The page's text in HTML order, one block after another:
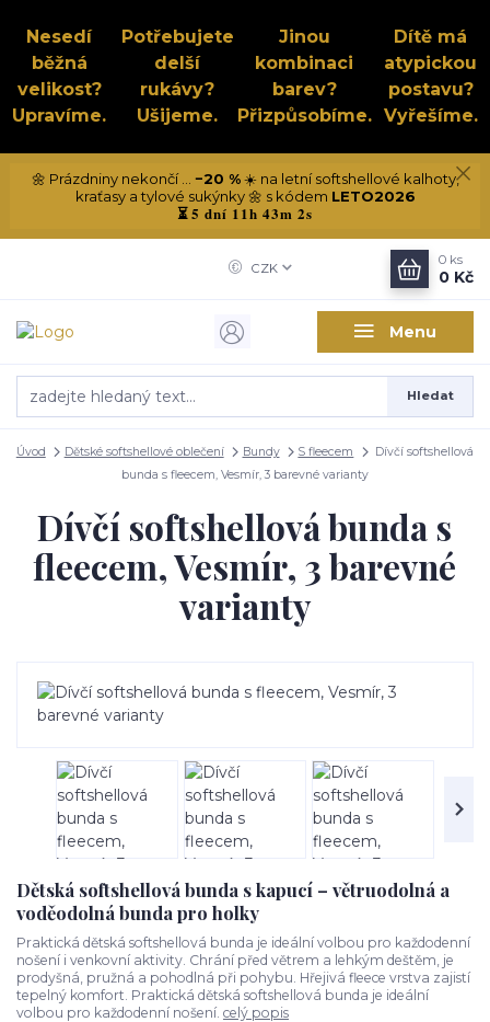
Nesedí
běžná
velikost?
Upravíme.
Potřebujete
delší
rukávy?
Ušijeme.
Jinou
kombinaci
barev?
Přizpůsobíme.
Dítě má
atypickou
postavu?
Vyřešíme.
🌼 Prázdniny nekončí ... −20 %☀️ na letní softshellové kalhoty,
kraťasy a tylové sukýnky 🌼 s kódem LETO2026
⏳5 dní 11h 43m 2s
Menu
CZK
Hledat
0 ks
0 Kč
Úvod Dětské softshellové oblečení Bundy S fleecem
Dívčí softshellová
bunda s fleecem, Vesmír, 3 barevné varianty
Dívčí softshellová bunda s
fleecem, Vesmír, 3 barevné
varianty
Dětská softshellová bunda s kapucí – větruodolná a
voděodolná bunda pro holky
Praktická dětská softshellová bunda je ideální volbou pro každodenní
nošení i venkovní aktivity. Chrání před větrem a lehkým deštěm, je
prodyšná, pružná a pohodlná při pohybu. Hřejivá fleece vrstva zajistí
tepelný komfort. Praktická dětská softshellová bunda je ideální
volbou pro každodenní nošení. celý popis